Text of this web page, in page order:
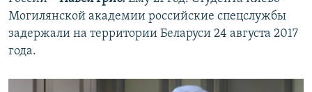
Могилянской академии российские спецслужбы
задержали на территории Беларуси 24 августа 2017
года.